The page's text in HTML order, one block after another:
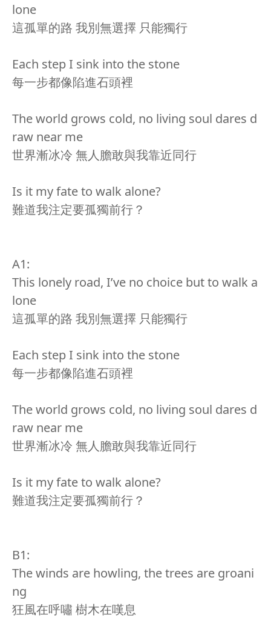
lone
這孤單的路 我別無選擇 只能獨行
Each step I sink into the stone
每一步都像陷進石頭裡
The world grows cold, no living soul dares d
raw near me
世界漸冰冷 無人膽敢與我靠近同行
Is it my fate to walk alone?
難道我注定要孤獨前行？
A1:
This lonely road, I’ve no choice but to walk a
lone
這孤單的路 我別無選擇 只能獨行
Each step I sink into the stone
每一步都像陷進石頭裡
The world grows cold, no living soul dares d
raw near me
世界漸冰冷 無人膽敢與我靠近同行
Is it my fate to walk alone?
難道我注定要孤獨前行？
B1:
The winds are howling, the trees are groani
ng
狂風在呼嘯 樹木在嘆息